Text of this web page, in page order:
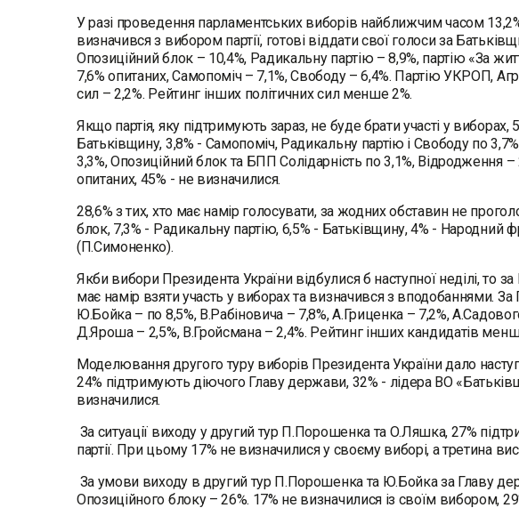
У разі проведення парламентських виборів найближчим часом
визначився з вибором партії, готові віддати свої голоси за
Опозиційний блок – 10,4%, Радикальну партію – 8,9%, партію «За
7,6% опитаних, Самопоміч – 7,1%, Свободу – 6,4%. Партію УКРОП,
сил – 2,2%. Рейтинг інших політичних сил менше 2%.
Якщо партія, яку підтримують зараз, не буде брати участі у
Батьківщину, 3,8% - Самопоміч, Радикальну партію і Свободу по
3,3%, Опозиційний блок та БПП Солідарність по 3,1%, Відродження
опитаних, 45% - не визначилися.
28,6% з тих, хто має намір голосувати, за жодних обставин не
блок, 7,3% - Радикальну партію, 6,5% - Батьківщину, 4% - Народний
(П.Симоненко).
Якби вибори Президента України відбулися б наступної неділі, то
має намір взяти участь у виборах та визначився з вподобаннями.
Ю.Бойка – по 8,5%, В.Рабіновича – 7,8%, А.Гриценка – 7,2%,
Д.Яроша – 2,5%, В.Гройсмана – 2,4%. Рейтинг інших кандидатів
Моделювання другого туру виборів Президента України дало
24% підтримують діючого Главу держави, 32% - лідера ВО
визначилися.
За ситуації виходу у другий тур П.Порошенка та О.Ляшка, 27%
партії. При цьому 17% не визначилися у своєму виборі, а третина
За умови виходу в другий тур П.Порошенка та Ю.Бойка за Главу
Опозиційного блоку – 26%. 17% не визначилися із своїм вибором,